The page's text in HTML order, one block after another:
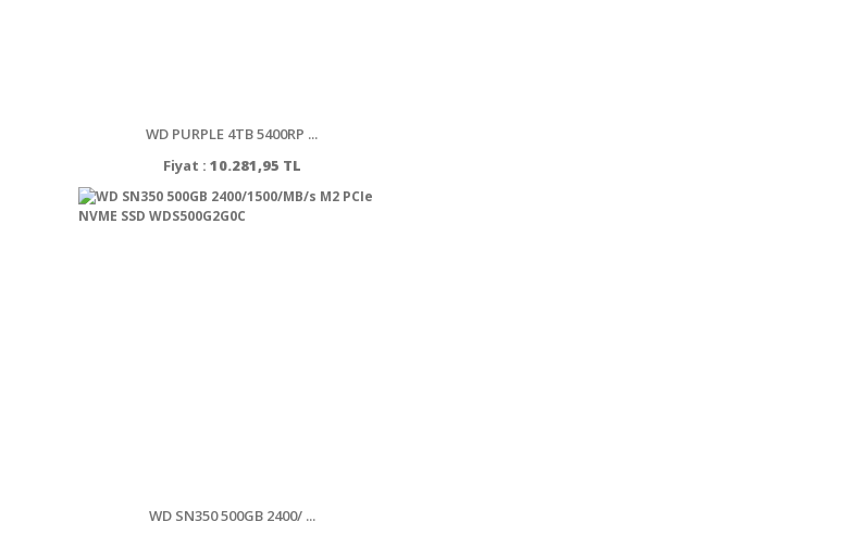
WD PURPLE 4TB 5400RP ...
Fiyat : 10.281,95 TL
WD SN350 500GB 2400/ ...